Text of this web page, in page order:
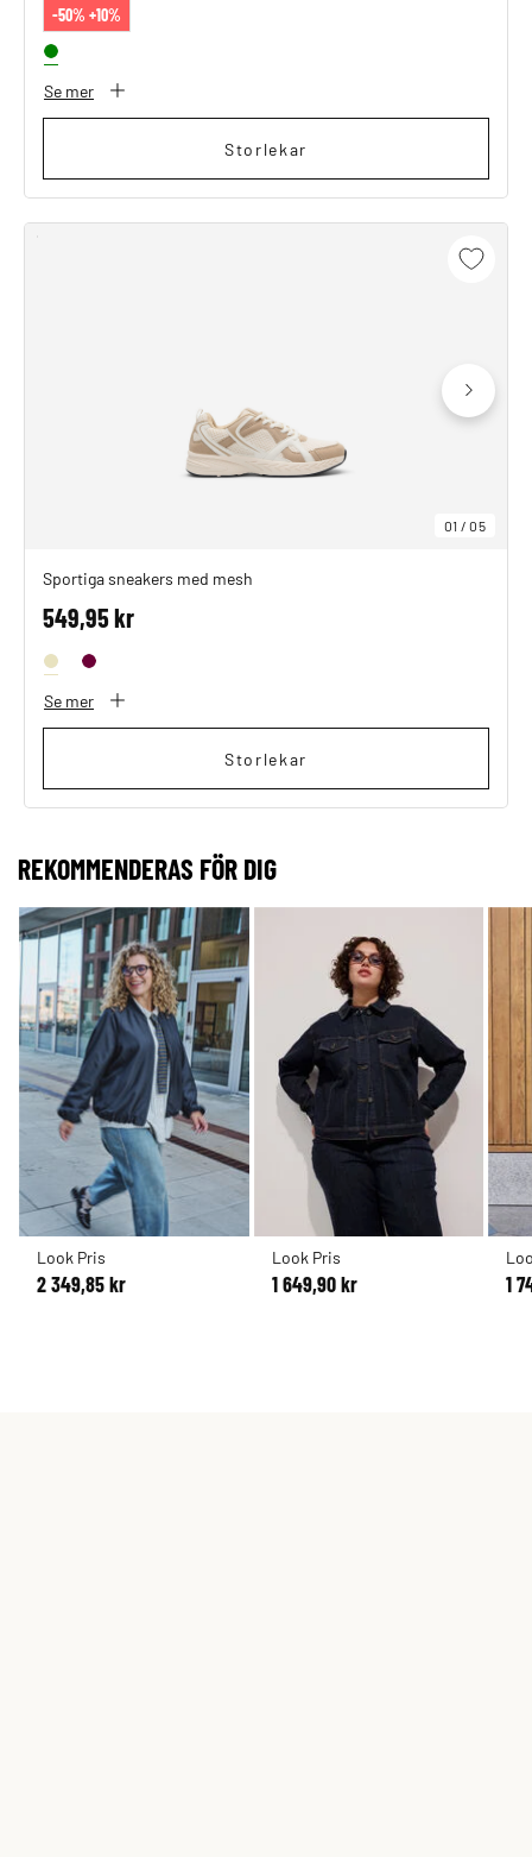
-50% +10%
Se mer
Storlekar
01 /05
Sportiga sneakers med mesh
549,95 kr
Se mer
Storlekar
REKOMMENDERAS FÖR DIG
Look Pris
2 349,85 kr
Look Pris
1 649,90 kr 1